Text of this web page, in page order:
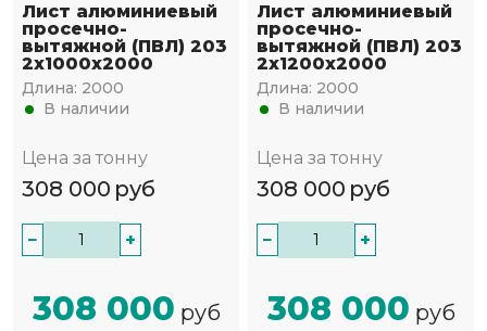
Лист алюминиевый
просечно-
вытяжной (ПВЛ) 203
2х1000х2000
Длина: 2000
В наличии
Цена за тонну
308 000 руб
− +
308 000 руб
Лист алюминиевый
просечно-
вытяжной (ПВЛ) 203
2х1200х2000
Длина: 2000
В наличии
Цена за тонну
308 000 руб
− +
308 000 руб